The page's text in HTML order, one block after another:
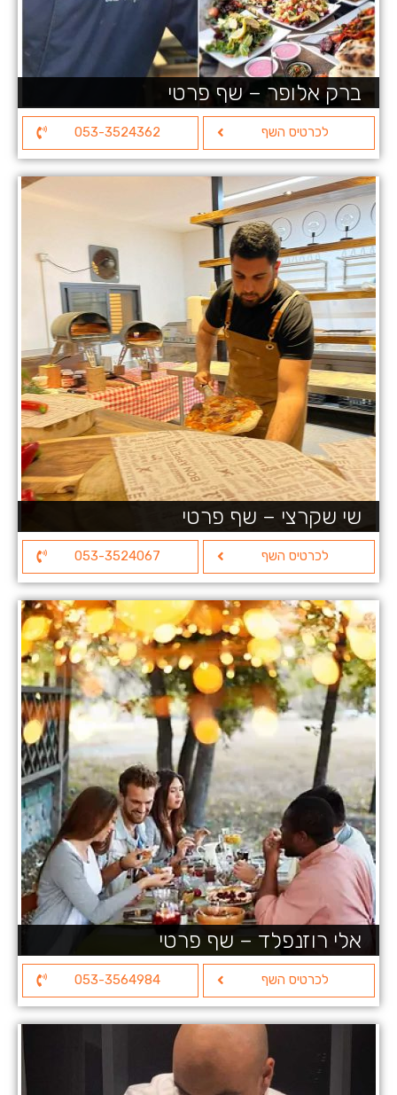
ברק אלופר – שף פרטי
לכרטיס השף 053-3524362
שי שקרצי – שף פרטי
לכרטיס השף 053-3524067
אלי רוזנפלד – שף פרטי
לכרטיס השף 053-3564984